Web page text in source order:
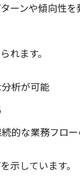
ーンや傾向性
れます。
析が可能
的な業務フロ
示しています。